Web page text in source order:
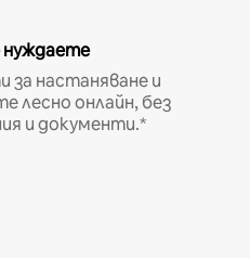
нуждаете
настаняване и
лесно онлайн, без
и документи.*